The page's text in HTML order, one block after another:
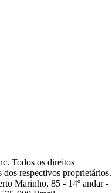
Todos os direitos
dos respectivos proprietários.
Marinho, 85 - 14º andar -